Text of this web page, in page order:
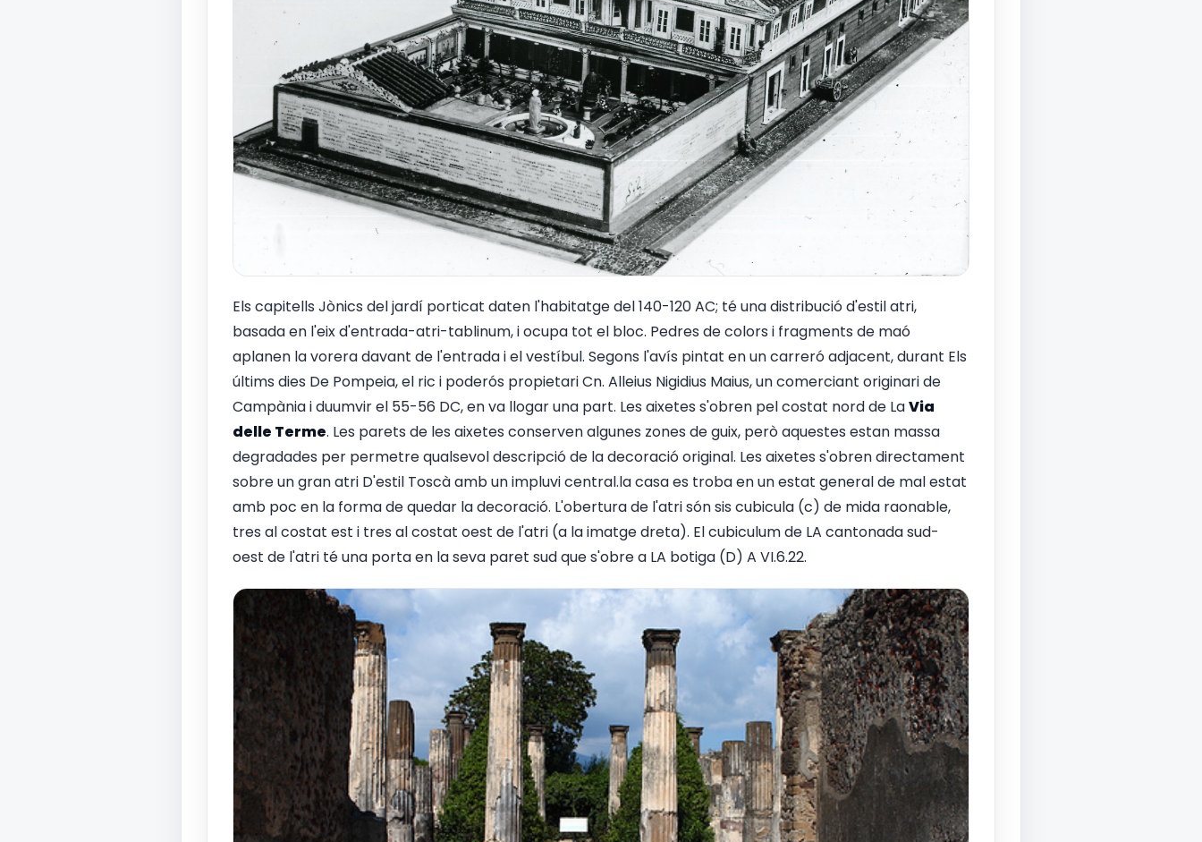
Els capitells Jònics del jardí porticat daten l'habitatge del 140-120 AC; té una distribució d'estil atri,
basada en l'eix d'entrada-atri-tablinum, i ocupa tot el bloc. Pedres de colors i fragments de maó
aplanen la vorera davant de l'entrada i el vestíbul. Segons l'avís pintat en un carreró adjacent, durant Els
últims dies De Pompeia, el ric i poderós propietari Cn. Alleius Nigidius Maius, un comerciant originari de
Campània i duumvir el 55-56 DC, en va llogar una part. Les aixetes s'obren pel costat nord de LaVia
delle Terme. Les parets de les aixetes conserven algunes zones de guix, però aquestes estan massa
degradades per permetre qualsevol descripció de la decoració original. Les aixetes s'obren directament
sobre un gran atri D'estil Toscà amb un impluvi central.la casa es troba en un estat general de mal estat
amb poc en la forma de quedar la decoració. L'obertura de l'atri són sis cubicula (c) de mida raonable,
tres al costat est i tres al costat oest de l'atri (a la imatge dreta). El cubiculum de LA cantonada sud-
oest de l'atri té una porta en la seva paret sud que s'obre a LA botiga (D) A VI.6.22.